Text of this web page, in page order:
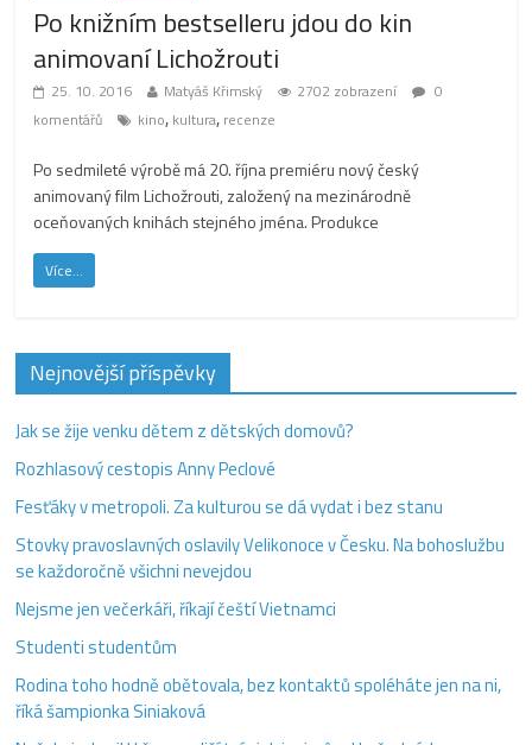
Po knižním bestselleru jdou do kin
animovaní Lichožrouti
25. 10. 2016 Matyáš Křimský 2702 zobrazení
0
komentářů
kino, kultura, recenze
Po sedmileté výrobě má 20. října premiéru nový český
animovaný film Lichožrouti, založený na mezinárodně
oceňovaných knihách stejného jména. Produkce
Více...
Nejnovější příspěvky
Jak se žije venku dětem z dětských domovů?
Rozhlasový cestopis Anny Peclové
Fesťáky v metropoli. Za kulturou se dá vydat i bez stanu
Stovky pravoslavných oslavily Velikonoce v Česku. Na bohoslužbu
se každoročně všichni nevejdou
Nejsme jen večerkáři, říkají čeští Vietnamci
Studenti studentům
Rodina toho hodně obětovala, bez kontaktů spoléháte jen na ni,
říká šampionka Siniaková